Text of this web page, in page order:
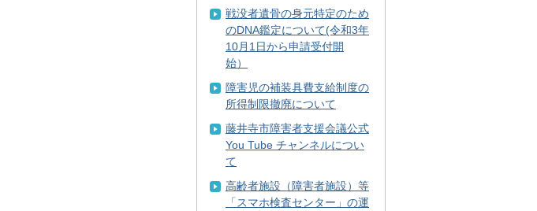
戦没者遺骨の身元特定のため
のDNA鑑定について(令和3年
10月1日から申請受付開
始）
障害児の補装具費支給制度の
所得制限撤廃について
藤井寺市障害者支援会議公式
You Tube チャンネルについ
て
⾼齢者施設（障害者施設）等
「スマホ検査センター」の運